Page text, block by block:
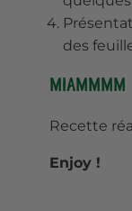
des
Miammmm
Recette
Enjoy !